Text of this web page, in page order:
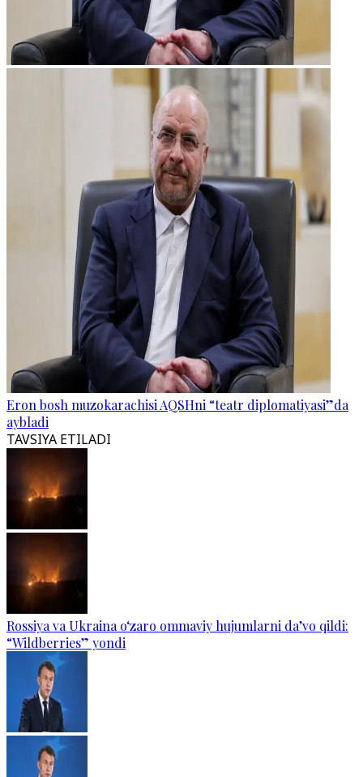
Eron bosh muzokarachisi AQSHni “teatr diplomatiyasi”da
aybladi
TAVSIYA ETILADI
Rossiya va Ukraina o‘zaro ommaviy hujumlarni da’vo qildi:
“Wildberries” yondi